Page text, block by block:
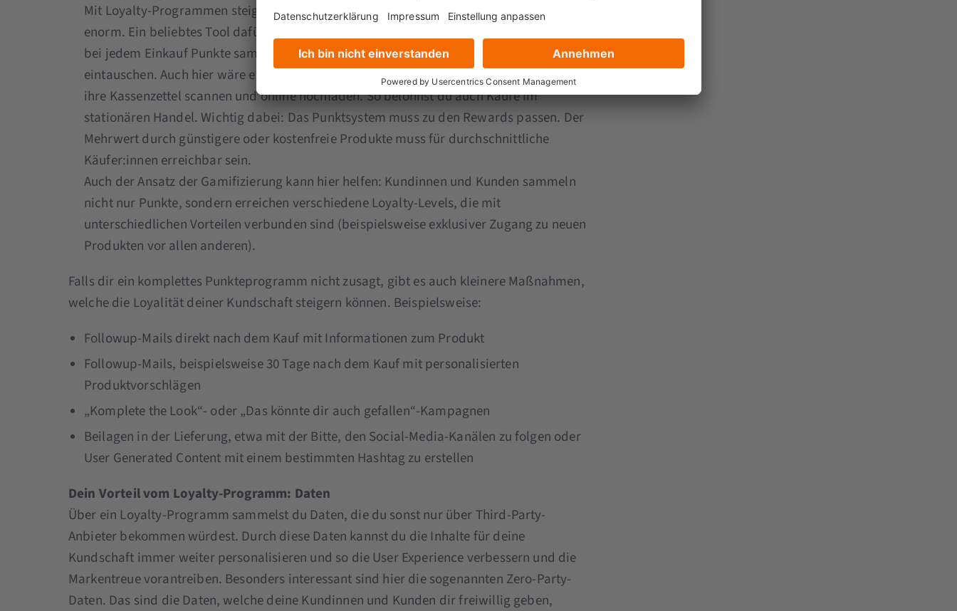
Mit Loyalty-Programmen steigerst du die Wahrscheinlichkeit eines Wiedereinkaufs
enorm. Ein beliebtes Tool dafür sind Punktsysteme, bei denen Kundinnen und Kunden
bei jedem Einkauf Punkte sammeln und diese später in Rabatte oder Produkte
eintauschen. Auch hier wäre eine zusätzliche Offline-Experience denkbar, z. B. indem sie
ihre Kassenzettel scannen und online hochladen. So belohnst du auch Käufe im
stationären Handel. Wichtig dabei: Das Punktsystem muss zu den Rewards passen. Der
Mehrwert durch günstigere oder kostenfreie Produkte muss für durchschnittliche
Käufer:innen erreichbar sein.
Auch der Ansatz der Gamifizierung kann hier helfen: Kundinnen und Kunden sammeln
nicht nur Punkte, sondern erreichen verschiedene Loyalty-Levels, die mit
unterschiedlichen Vorteilen verbunden sind (beispielsweise exklusiver Zugang zu neuen
Produkten vor allen anderen).
Falls dir ein komplettes Punkteprogramm nicht zusagt, gibt es auch kleinere Maßnahmen,
welche die Loyalität deiner Kundschaft steigern können. Beispielsweise:
Followup-Mails direkt nach dem Kauf mit Informationen zum Produkt
Followup-Mails, beispielsweise 30 Tage nach dem Kauf mit personalisierten
Produktvorschlägen
„Komplete the Look“- oder „Das könnte dir auch gefallen“-Kampagnen
Beilagen in der Lieferung, etwa mit der Bitte, den Social-Media-Kanälen zu folgen oder
User Generated Content mit einem bestimmten Hashtag zu erstellen
Dein Vorteil vom Loyalty-Programm: Daten
Über ein Loyalty-Programm sammelst du Daten, die du sonst nur über Third-Party-
Anbieter bekommen würdest. Durch diese Daten kannst du die Inhalte für deine
Kundschaft immer weiter personalisieren und so die User Experience verbessern und die
Markentreue vorantreiben. Besonders interessant sind hier die sogenannten Zero-Party-
Daten. Das sind die Daten, welche deine Kundinnen und Kunden dir freiwillig geben,